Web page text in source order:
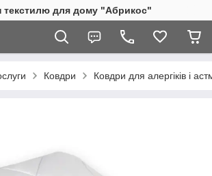
текстилю для дому "Абрикос"
Ковдри Ковдри для алергіків і